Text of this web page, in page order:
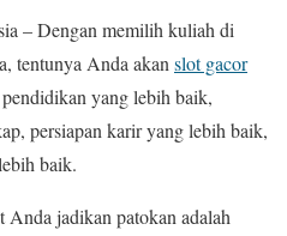
– Dengan memilih kuliah di
tentunya Anda akan slot gacor
yang lebih baik,
persiapan karir yang lebih baik,
baik.
Anda jadikan patokan adalah